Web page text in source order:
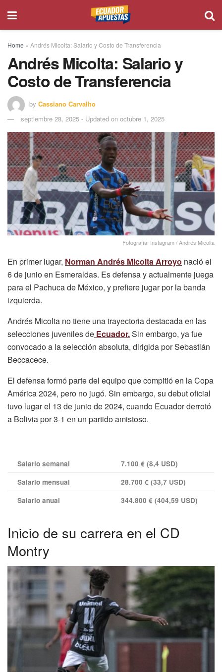
Home » Andrés Micolta: Salario y Costo de Transferencia
Andrés Micolta: Salario y
Costo de Transferencia
by Cassiano Carvalho
septiembre 28, 2025 - Updated on octubre 1, 2025
Fotografía: Instagram / Andrés Micolta
En primer lugar, Norman Andrés Micolta Arroyo nació el
6 de junio en Esmeraldas. Es defensa y actualmente juega
para el Pachuca de México, y prefiere jugar por la banda
izquierda.
Andrés Micolta no tiene una trayectoria destacada en las
selecciones juveniles de Ecuador.Sin embargo, ya fue
convocado a la selección absoluta, dirigida por Sebastián
Beccacece.
El defensa formó parte del equipo que compitió en la Copa
América 2024, pero no jugó. Sin embargo, su debut oficial
tuvo lugar el 13 de junio de 2024, cuando Ecuador derrotó
a Bolivia por 3-1 en un partido amistoso.
Salario semanal
7.100 € (8,4 USD)
Salario mensual
28.700 € (33,7 USD)
Salario anual
344.800 € (404,59 USD)
Inicio de su carrera en el CD
Montry